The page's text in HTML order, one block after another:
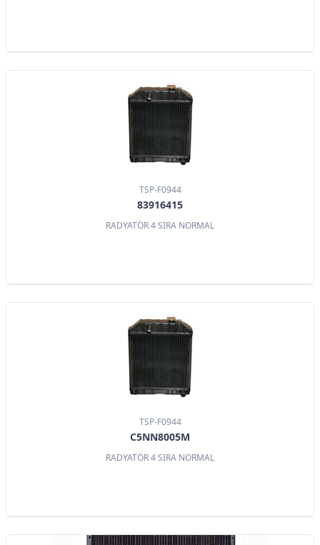
TSP-F0944
83916415
RADYATÖR 4 SIRA NORMAL
TSP-F0944
C5NN8005M
RADYATÖR 4 SIRA NORMAL